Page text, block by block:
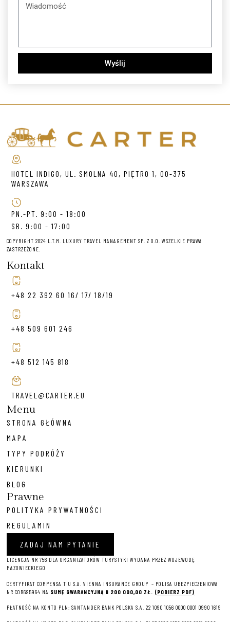
Wyślij
HOTEL INDIGO, UL. SMOLNA 40, PIĘTRO 1, 00-375
WARSZAWA
PN.-PT. 9:00 - 18:00
SB. 9:00 - 17:00
COPYRIGHT 2024 L.T.M. LUXURY TRAVEL MANAGEMENT SP. Z O.O. WSZELKIE PRAWA
ZASTRZEŻONE.
Kontakt
+48 22 392 60 16/ 17/ 18/19
+48 509 601 246
+48 512 145 818
TRAVEL@CARTER.EU
Menu
STRONA GŁÓWNA
MAPA
TYPY PODRÓŻY
KIERUNKI
BLOG
Prawne
POLITYKA PRYWATNOŚCI
REGULAMIN
ZADAJ NAM PYTANIE
LICENCJA NR 756 DLA ORGANIZATORÓW TURYSTYKI WYDANA PRZEZ WOJEWODĘ
MAZOWIECKIEGO
CERTYFIKAT COMPENSA T U S.A. VIENNA INSURANCE GROUP – POLISA UBEZPIECZENIOWA
NR COR695964 NA SUMĘ GWARANCYJNĄ 8 200 000,00 ZŁ. (POBIERZ PDF)
PŁATNOŚĆ NA KONTO PLN: SANTANDER BANK POLSKA S.A. 22 1090 1056 0000 0001 0990 1619